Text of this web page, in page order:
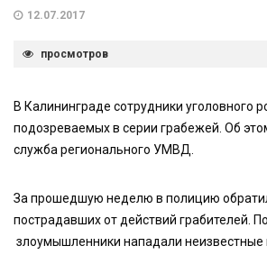
12.07.2017
просмотров
В Калининграде сотрудники уголовного
подозреваемых в серии грабежей. Об
служба регионального УМВД.
За прошедшую неделю в полицию
пострадавших от действий грабителей.
злоумышленники нападали неизвестные